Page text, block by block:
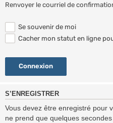
Renvoyer le courriel de
Se souvenir de moi
Cacher mon statut en ligne
S’ENREGISTRER
Vous devez être enregistré pour
ne prend que quelques